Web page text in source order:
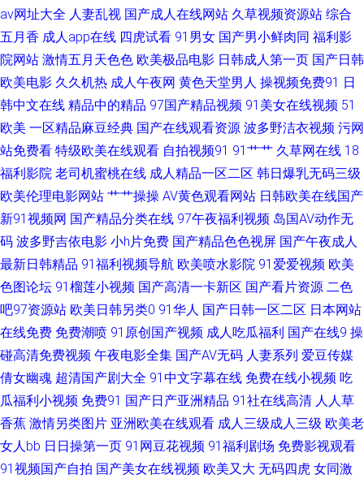
蝌蚪自拍 美日韩精品卡久久 亚洲国产欧美在线另类 久久成人网站 青青草麻
豆九色视频 豆花视频在线观看 国产合集1024 亚洲老色熟女 91最新网址大全
欧美极品另类 91线上视频免费看 麻豆精品无码 一本色道久综合在线 大香蕉
9999 爱豆传媒熊猫成人 91视频在线观看高清 国产综合艹屄片 瑟瑟网站 99
视频福利网 精品福利视频92 亚洲久草网 91亚洲精品婷婷在线 欧美姓爱综合
91黑丝美女在线诱惑观看 国产精品色婷婷 婷婷五月亚洲色图 91瑟瑟视频导
航 国产精品免费自拍 日韩妞妞黄色网 肏屄自拍 日韩午夜福利 91偷窥视频
久久6无码中文 1024学生人妻看片 99久久精品费精 久久精品高潮 先锋影音
美 91传媒免费看 91白丝足交 中文字幕人妻精品一区 91免费视频网站 超碰
日本片 深爱开心激情日日撸 最新亚洲分区电影更新 91豆花国产熟女 福利网
av网址大全 人妻乱视 国产成人在线网站 久草视频资源站 综合
五月香 成人app在线 四虎试看 91男女 国产男小鲜肉同 福利影
院网站 激情五月天色色 欧美极品电影 日韩成人第一页 国产日韩
欧美电影 久久机热 成人午夜网 黄色天堂男人 操视频免费91 日
韩中文在线 精品中的精品 97国产精品视频 91美女在线视频 51
欧美 一区精品麻豆经典 国产在线观看资源 波多野洁衣视频 污网
站免费看 特级欧美在线观看 自拍视频91 91艹艹 久草网在线 18
福利影院 老司机蜜桃在线 成人精品一区二区 韩日爆乳无码三级
欧美伦理电影网站 艹艹操操 AV黄色观看网站 日韩欧美在线国产
新91视频网 国产精品分类在线 97午夜福利视频 岛国AV动作无
码 波多野吉依电影 小h片免费 国产精品色色视屏 国产午夜成人
最新日韩精品 91福利视频导航 欧美喷水影院 91爱爱视频 欧美
色图论坛 91榴莲小视频 国产高清一卡新区 国产看片资源 二色
吧97资源站 欧美日韩另类0 91华人 国产日韩一区二区 日本网站
在线免费 免费潮喷 91原创国产视频 成人吃瓜福利 国产在线9 操
碰高清免费视频 午夜电影全集 国产AV无码 人妻系列 爱豆传媒
倩女幽魂 超清国产剧大全 91中文字幕在线 免费在线小视频 吃
瓜福利小视频 免费91 国产日产亚洲精品 91社在线高清 人人草
香蕉 激情另类图片 亚洲欧美在线观看 成人三级成人三级 欧美老
女人bb 日日操第一页 91网豆花视频 91福利剧场 免费影视观看
91视频国产自拍 国产美女在线视频 欧美又大 无码四虎 女同激